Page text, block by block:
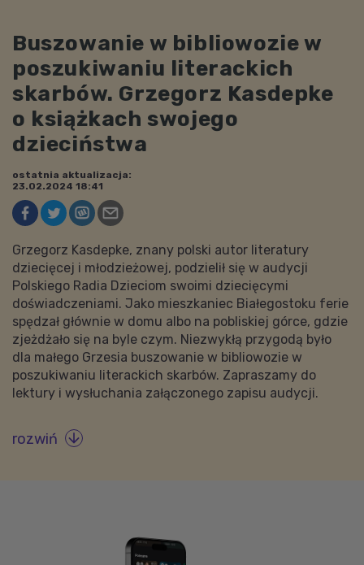
Buszowanie w bibliowozie w
poszukiwaniu literackich
skarbów. Grzegorz Kasdepke
o książkach swojego
dzieciństwa
ostatnia aktualizacja:
23.02.2024 18:41
Grzegorz Kasdepke, znany polski autor literatury
dziecięcej i młodzieżowej, podzielił się w audycji
Polskiego Radia Dzieciom swoimi dziecięcymi
doświadczeniami. Jako mieszkaniec Białegostoku ferie
spędzał głównie w domu albo na pobliskiej górce, gdzie
zjeżdżało się na byle czym. Niezwykłą przygodą było
dla małego Grzesia buszowanie w bibliowozie w
poszukiwaniu literackich skarbów. Zapraszamy do
lektury i wysłuchania załączonego zapisu audycji.
rozwiń 